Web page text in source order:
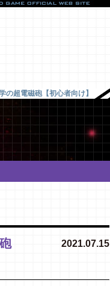
の超電磁砲【初心者向け】
2021.07.15